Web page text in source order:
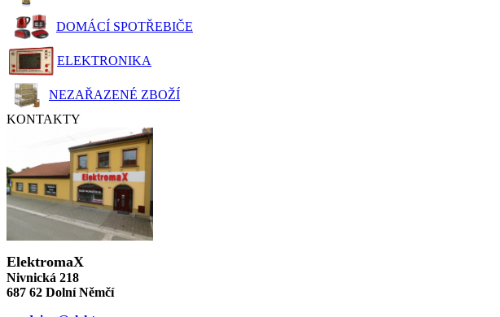
DOMÁCÍ SPOTŘEBIČE
ELEKTRONIKA
NEZAŘAZENÉ ZBOŽÍ
KONTAKTY
ElektromaX
Nivnická 218
687 62 Dolní Němčí